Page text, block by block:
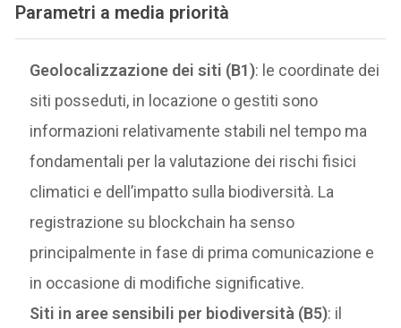
Parametri a media priorità
Geolocalizzazione dei siti (B1): le coordinate dei
siti posseduti, in locazione o gestiti sono
informazioni relativamente stabili nel tempo ma
fondamentali per la valutazione dei rischi fisici
climatici e dell’impatto sulla biodiversità. La
registrazione su blockchain ha senso
principalmente in fase di prima comunicazione e
in occasione di modifiche significative.
Siti in aree sensibili per biodiversità (B5): il